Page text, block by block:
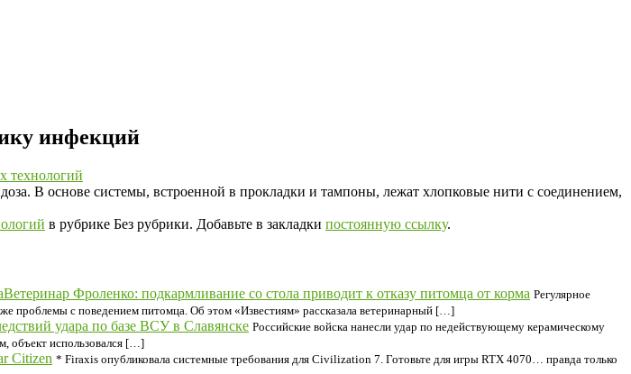
инфекций
технологий
В основе системы, встроенной в прокладки и тампоны, лежат хлопковые нити с соединением,
в рубрике Без рубрики. Добавьте в закладки постоянную ссылку.
Ветеринар Фроленко: подкармливание со стола приводит к отказу питомца от корма Регулярное
проблемы с поведением питомца. Об этом «Известиям» рассказала ветеринарный […]
удара по базе ВСУ в Славянске Российские войска нанесли удар по недействующему керамическому
объект использовался […]
Citizen * Firaxis опубликовала системные требования для Civilization 7. Готовьте для игры RTX 4070… правда только